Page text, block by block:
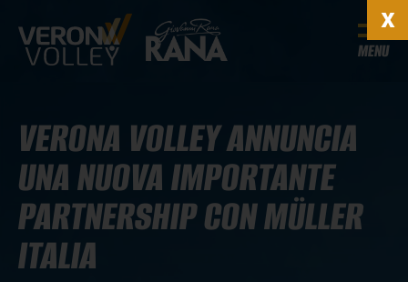
MENU
VERONA VOLLEY ANNUNCIA
UNA NUOVA IMPORTANTE
PARTNERSHIP CON MÜLLER
ITALIA